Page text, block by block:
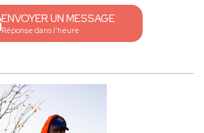
ENVOYER UN MESSAGE
Réponse dans l'heure